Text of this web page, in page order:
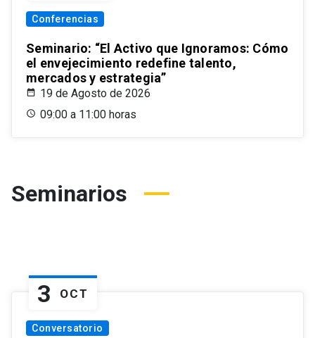
Conferencias
Seminario: “El Activo que Ignoramos: Cómo
el envejecimiento redefine talento,
mercados y estrategia”
19 de Agosto de 2026
09:00 a 11:00 horas
Seminarios
3 OCT
Conversatorio